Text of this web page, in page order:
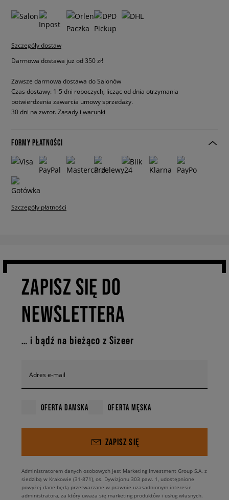
Szczegóły dostaw
Darmowa dostawa już od 350 zł!
Zawsze darmowa dostawa do Salonów
Czas dostawy: 1-5 dni roboczych, licząc od dnia otrzymania
potwierdzenia zawarcia umowy sprzedaży.
30 dni na zwrot. Zasady i warunki
FORMY PŁATNOŚCI
Szczegóły płatności
ZAPISZ SIĘ DO
NEWSLETTERA
… i bądź na bieżąco z Sizeer
Adres e-mail
OFERTA DAMSKA OFERTA MĘSKA
ZAPISZ SIĘ
Administratorem danych osobowych jest Marketing Investment Group S.A. z
siedzibą w Krakowie (31-871), os. Dywizjonu 303 paw. 1, udostępnione
powyżej dane będą przetwarzane w prawnie uzasadnionym interesie
administratora, za który uważa się marketing produktów i usług własnych.